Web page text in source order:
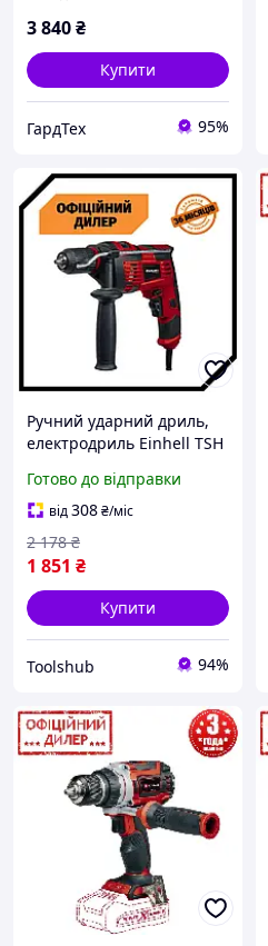
3 840₴
Купити
ГардТех 95%
Ручний ударний дриль,
електродриль Einhell TSH
Готово до відправки
від308₴/міс
1 851 ₴
2 178 ₴
Купити
Toolshub 94%